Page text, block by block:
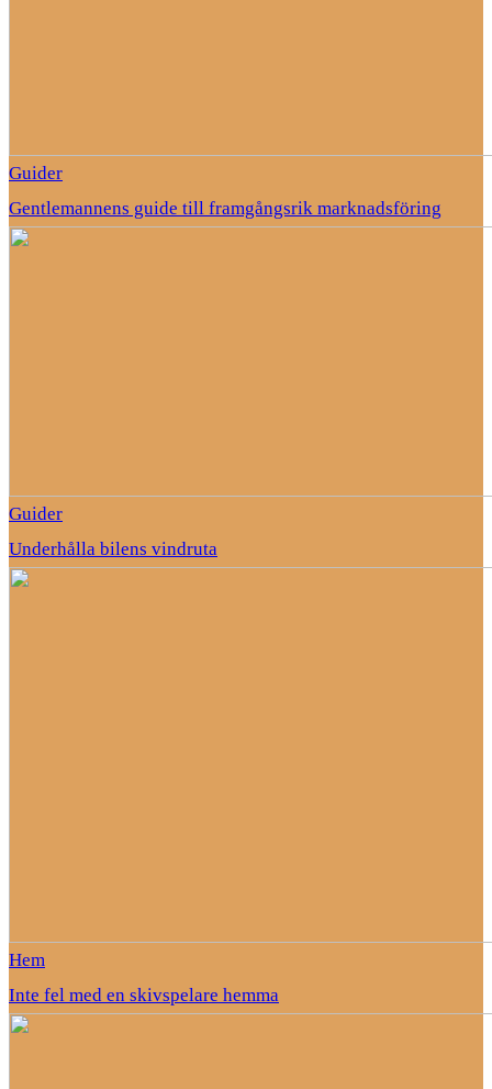
Guider
Gentlemannens guide till framgångsrik marknadsföring
Guider
Underhålla bilens vindruta
Hem
Inte fel med en skivspelare hemma